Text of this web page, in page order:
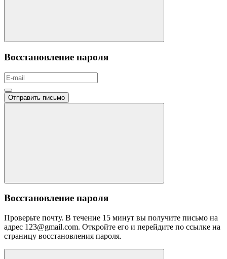
Восстановление пароля
Отправить письмо
Восстановление пароля
Проверьте почту. В течение 15 минут вы получите письмо на
адрес 123@gmail.com. Откройте его и перейдите по ссылке на
страницу восстановления пароля.